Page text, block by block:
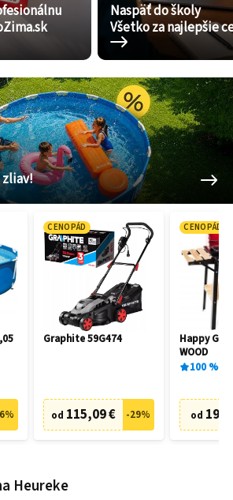
Naspäť do školy
Všetko za najlepšie
%
CENOPÁD
Graphite 59G474
od 115,09 € -29%
CENOPÁD
Happy
WOOD
100%
od
Heureke